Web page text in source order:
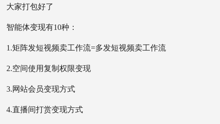
大家打包好了
智能体变现有10种：
1.矩阵发短视频卖工作流=多发短视频卖工作流
2.空间使用复制权限变现
3.网站会员变现方式
4.直播间打赏变现方式